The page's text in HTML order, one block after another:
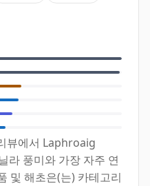
뷰에서 Laphroaig
라 풍미와 가장 자주 연
및 해초은(는) 카테고리